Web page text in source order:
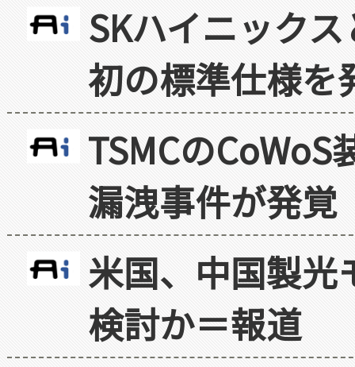
SKハイニック
初の標準仕様を
TSMCの
漏洩事件が発覚
米国、中国製光
検討か＝報道